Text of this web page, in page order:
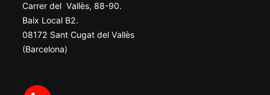
Carrer del Vallès, 88-90.
Baix Local B2.
08172 Sant Cugat del Vallès
(Barcelona)